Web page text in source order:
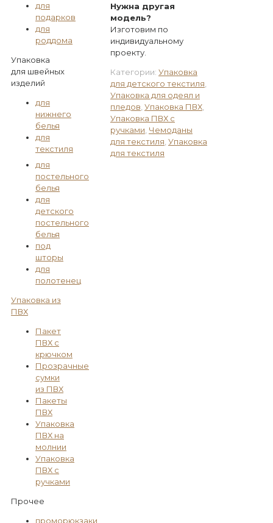
Нужна другая
модель?
Изготовим по
индивидуальному
проекту.
Категории: Упаковка
для детского текстиля
Упаковка для одеял и
пледов Упаковка ПВХ,
Упаковка ПВХ с
ручками Чемоданы
для текстиля Упаковка
для текстиля
для
подарков
для
роддома
Упаковка
для швейных
изделий
для
нижнего
белья
для
текстиля
для
постельного
белья
для
детского
постельного
белья
под
шторы
для
полотенец
Упаковка из
ПВХ
Пакет
ПВХ с
крючком
Прозрачные
сумки
из ПВХ
Пакеты
ПВХ
Упаковка
ПВХ на
молнии
Упаковка
ПВХ с
ручками
Прочее
проморюкзаки